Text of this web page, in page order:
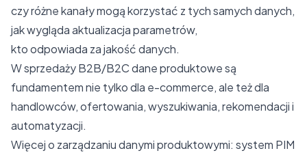
czy różne kanały mogą korzystać z tych samych danych,
jak wygląda aktualizacja parametrów,
kto odpowiada za jakość danych.
W sprzedaży B2B/B2C dane produktowe są
fundamentem nie tylko dla e-commerce, ale też dla
handlowców, ofertowania, wyszukiwania, rekomendacji i
automatyzacji.
Więcej o zarządzaniu danymi produktowymi: system PIM